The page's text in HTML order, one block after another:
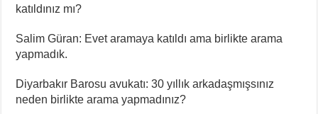
katıldınız mı?
Salim Güran: Evet aramaya katıldı ama birlikte arama
yapmadık.
Diyarbakır Barosu avukatı: 30 yıllık arkadaşmışsınız
neden birlikte arama yapmadınız?